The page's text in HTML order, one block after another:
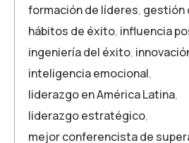
formación de líderes, gestión
hábitos de éxito, influencia
ingeniería del éxito,
inteligencia emocional,
liderazgo en América Latina,
liderazgo estratégico,
mejor conferencista de